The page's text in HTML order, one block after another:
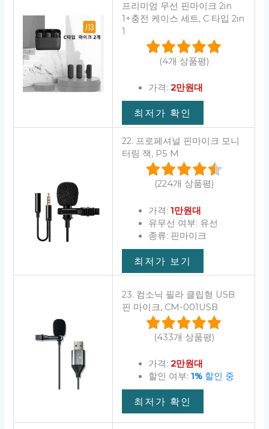
프리미엄 무선 핀마이크 2in
1+충전 케이스 세트, C 타입 2in
1
(4개 상품평)
가격: 2만원대
최저가 확인
22. 프로페셔널 핀마이크 모니
터링 잭, P5 M
(224개 상품평)
가격: 1만원대
유무선 여부: 유선
종류: 핀마이크
최저가 보기
23. 컴소닉 필라 클립형 USB
핀 마이크, CM-001USB
(433개 상품평)
가격: 2만원대
할인 여부: 1%할인 중
최저가 확인